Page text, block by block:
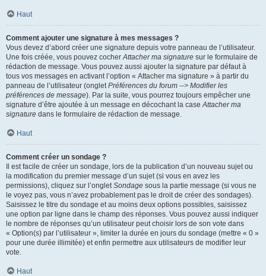
Haut
Comment ajouter une signature à mes messages ?
Vous devez d’abord créer une signature depuis votre panneau de l’utilisateur.
Une fois créée, vous pouvez cocherAttacher ma signature sur le formulaire de
rédaction de message. Vous pouvez aussi ajouter la signature par défaut à
tous vos messages en activant l’option « Attacher ma signature » à partir du
panneau de l’utilisateur (ongletPréférences du forum --> Modifier les
préférences de message). Par la suite, vous pourrez toujours empêcher une
signature d’être ajoutée à un message en décochant la caseAttacher ma
signature dans le formulaire de rédaction de message.
Haut
Comment créer un sondage ?
Il est facile de créer un sondage, lors de la publication d’un nouveau sujet ou
la modification du premier message d’un sujet (si vous en avez les
permissions), cliquez sur l’ongletSondage sous la partie message (si vous ne
le voyez pas, vous n’avez probablement pas le droit de créer des sondages).
Saisissez le titre du sondage et au moins deux options possibles, saisissez
une option par ligne dans le champ des réponses. Vous pouvez aussi indiquer
le nombre de réponses qu’un utilisateur peut choisir lors de son vote dans
« Option(s) par l’utilisateur », limiter la durée en jours du sondage (mettre « 0 »
pour une durée illimitée) et enfin permettre aux utilisateurs de modifier leur
vote.
Haut